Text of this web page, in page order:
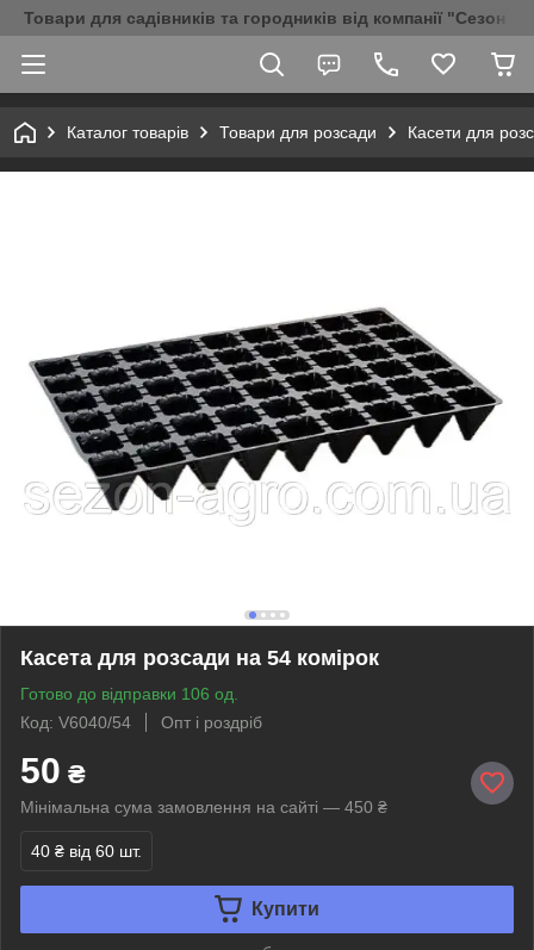
Товари для садівників та городників від компанії "Сезон
Каталог товарів Товари для розсади Касети для
Касета для розсади на 54 комірок
Готово до відправки 106 од.
Код: V6040/54
Опт і роздріб
50 ₴
Мінімальна сума замовлення на сайті — 450 ₴
40 ₴ від 60 шт.
Купити